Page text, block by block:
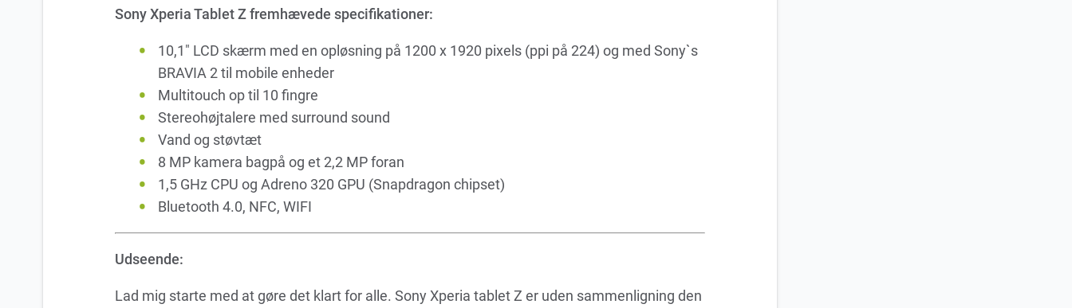
Sony Xperia Tablet Z fremhævede specifikationer:
10,1″ LCD skærm med en opløsning på 1200 x 1920 pixels (ppi på 224) og med Sony`s
BRAVIA 2 til mobile enheder
Multitouch op til 10 fingre
Stereohøjtalere med surround sound
Vand og støvtæt
8 MP kamera bagpå og et 2,2 MP foran
1,5 GHz CPU og Adreno 320 GPU (Snapdragon chipset)
Bluetooth 4.0, NFC, WIFI
Udseende:
Lad mig starte med at gøre det klart for alle. Sony Xperia tablet Z er uden sammenligning den